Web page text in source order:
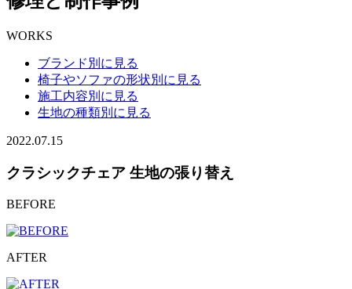
WORKS
ブランド別に見る
椅子やソファの形状別に見る
施工内容別に見る
生地の種類別に見る
2022.07.15
クラシックチェア 生地の張り替え
BEFORE
AFTER